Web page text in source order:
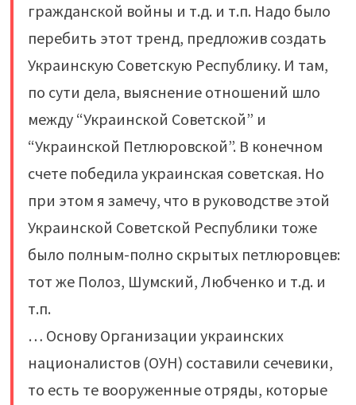
гражданской войны и т.д. и т.п. Надо было
перебить этот тренд, предложив создать
Украинскую Советскую Республику. И там,
по сути дела, выяснение отношений шло
между “Украинской Советской” и
“Украинской Петлюровской”. В конечном
счете победила украинская советская. Но
при этом я замечу, что в руководстве этой
Украинской Советской Республики тоже
было полным-полно скрытых петлюровцев:
тот же Полоз, Шумский, Любченко и т.д. и
т.п.
… Основу Организации украинских
националистов (ОУН) составили сечевики,
то есть те вооруженные отряды, которые